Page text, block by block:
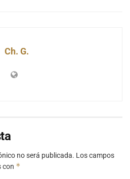
Ch. G.
no será publicada. Los campos
con *